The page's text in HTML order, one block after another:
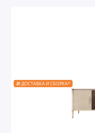
🎁 ДОСТАВКА И СБОРКА*